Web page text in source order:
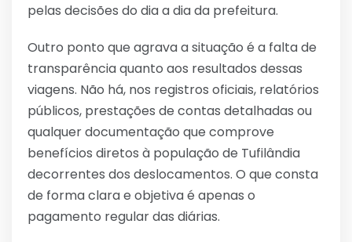
pelas decisões do dia a dia da prefeitura.
Outro ponto que agrava a situação é a falta de
transparência quanto aos resultados dessas
viagens. Não há, nos registros oficiais, relatórios
públicos, prestações de contas detalhadas ou
qualquer documentação que comprove
benefícios diretos à população de Tufilândia
decorrentes dos deslocamentos. O que consta
de forma clara e objetiva é apenas o
pagamento regular das diárias.